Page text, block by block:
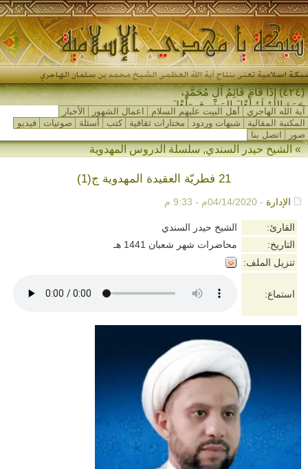
(٤٢٤) إِذَا قَامَ قَائِمُ آلِ مُحَمَّدٍ،
جَمَعَ اللهُ لَهُ أَهْلَ المَشْرِقِ وَأَهْلَ
المَغْرِبِ…
آية الله الهاجري أهل البيت عليهم السلام اعمال الشهور
الأخبار
المكتبة المقالية
شبهات وردود مختارات ثقافية كتب أسئلة صوتيات
فيديو
صور
اتصل بنا
»الشيخ حيدر السندي,سلسلة الدروس المهدوية
21 فطريّة العقيدة المهدوية ج(1)
الإدارة - 04/14/2020م - 9:33 م
القارئ:
الشيخ حيدر السندي
التاريخ:
محاضرات شهر شعبان 1441 هـ
تنزيل الملف:
استماع: